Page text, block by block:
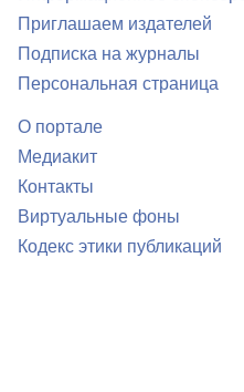
Приглашаем издателей
Подписка на журналы
Персональная страница
О портале
Медиакит
Контакты
Виртуальные фоны
Кодекс этики публикаций